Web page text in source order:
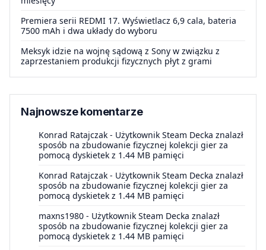
Premiera serii REDMI 17. Wyświetlacz 6,9 cala, bateria
7500 mAh i dwa układy do wyboru
Meksyk idzie na wojnę sądową z Sony w związku z
zaprzestaniem produkcji fizycznych płyt z grami
Najnowsze komentarze
Konrad Ratajczak - Użytkownik Steam Decka znalazł
sposób na zbudowanie fizycznej kolekcji gier za
pomocą dyskietek z 1.44 MB pamięci
Konrad Ratajczak - Użytkownik Steam Decka znalazł
sposób na zbudowanie fizycznej kolekcji gier za
pomocą dyskietek z 1.44 MB pamięci
maxns1980 - Użytkownik Steam Decka znalazł
sposób na zbudowanie fizycznej kolekcji gier za
pomocą dyskietek z 1.44 MB pamięci